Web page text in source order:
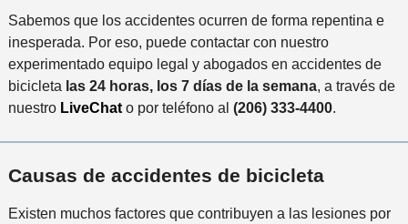
c
e
e
Sabemos que los accidentes ocurren de forma repentina e
inesperada. Por eso, puede contactar con nuestro
experimentado equipo legal y abogados en accidentes de
bicicleta las 24 horas, los 7 días de la semana, a través de
nuestro LiveChato por teléfono al (206) 333-4400.
Causas de accidentes de bicicleta
Existen muchos factores que contribuyen a las lesiones por